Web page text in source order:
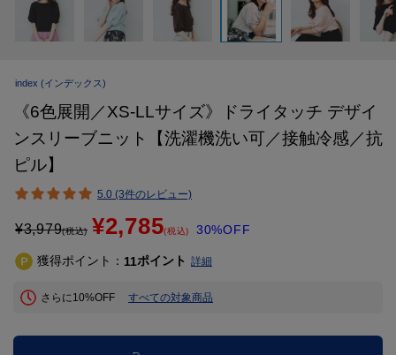
index (インデックス)
《6色展開／XS-LLサイズ》ドライタッチ デザイ
ンスリーブニット【洗濯機洗い可／接触冷感／抗
ピル】
5.0 (3件のレビュー)
¥3,979(税込) ¥2,785(税込) 30%OFF
獲得ポイント： 11ポイント 詳細
さらに10%OFF すべての対象商品